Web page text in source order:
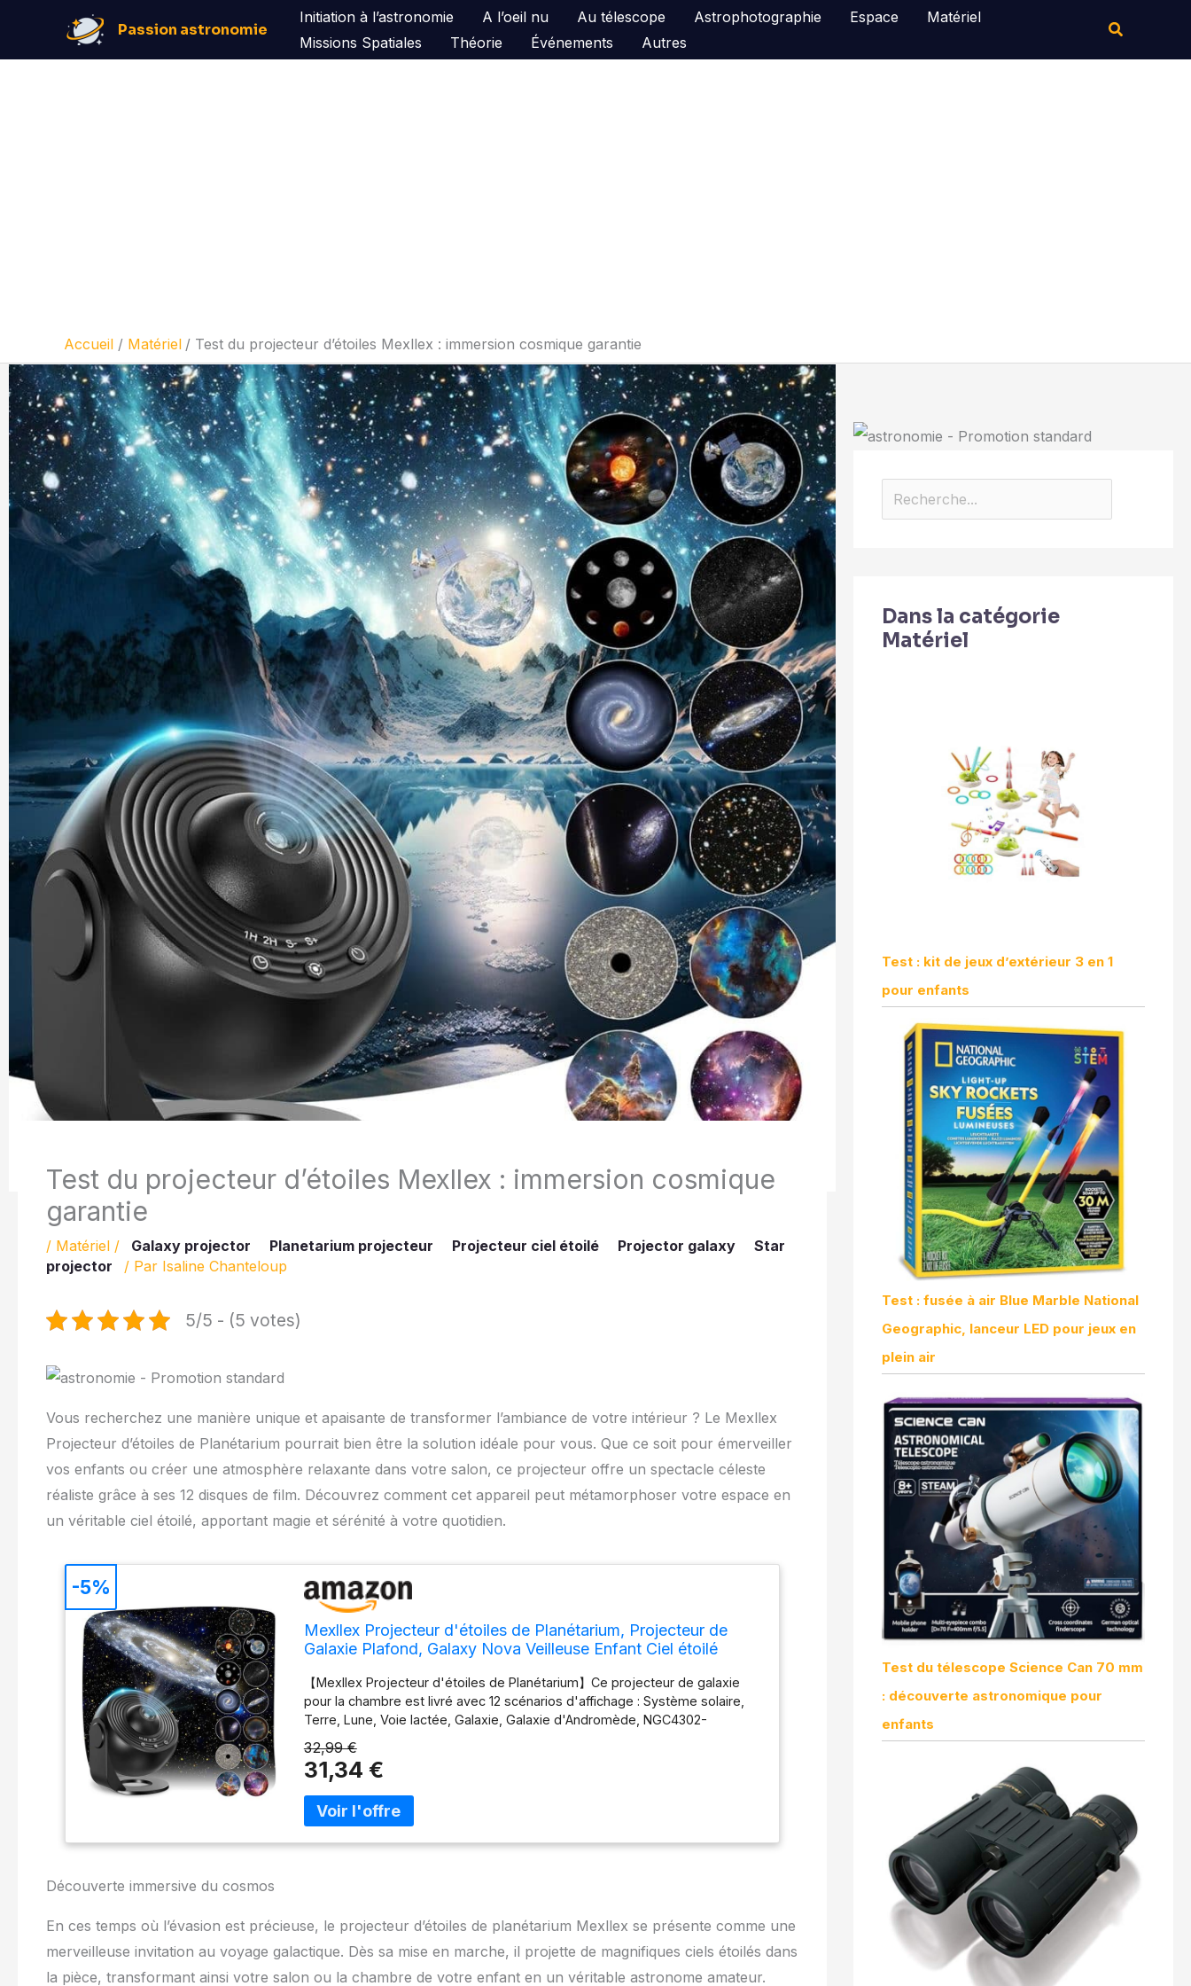
contenu
Passion astronomie
Initiation à l’astronomie A l’oeil nu Au télescope Astrophotographie Espace
Matériel
Missions Spatiales
Théorie Événements Autres
Rechercher
Accueil Matériel Test du projecteur d’étoiles Mexllex : immersion cosmique garantie
Test du projecteur d’étoiles Mexllex : immersion cosmique
garantie
/ Matériel / Galaxy projector Planetarium projecteur Projecteur ciel étoilé Projector galaxy
Star
projector
/ Par Isaline Chanteloup
5/5 - (5 votes)
Vous recherchez une manière unique et apaisante de transformer l’ambiance de votre intérieur ? Le Mexllex
Projecteur d’étoiles de Planétarium pourrait bien être la solution idéale pour vous. Que ce soit pour émerveiller
vos enfants ou créer une atmosphère relaxante dans votre salon, ce projecteur offre un spectacle céleste
réaliste grâce à ses 12 disques de film. Découvrez comment cet appareil peut métamorphoser votre espace en
un véritable ciel étoilé, apportant magie et sérénité à votre quotidien.
Mexllex Projecteur d'étoiles de Planétarium, Projecteur de
Galaxie Plafond, Galaxy Nova Veilleuse Enfant Ciel étoilé
Décoration
【Mexllex Projecteur d'étoiles de Planétarium】Ce projecteur de galaxie
pour la chambre est livré avec 12 scénarios d'affichage : Système solaire,
Terre, Lune, Voie lactée, Galaxie, Galaxie d'Andromède, NGC4302-
Mountain et Small Magellanic Cloud, qui peuvent être placés dans votre
salon ou votre chambre pour ajouter une touche de technologie à votre
maison. 【Projecteur de planétarium réaliste HD】Ce projecteur d'étoiles
de planétarium est livré avec 12 disques de film de planètes et de lumières
naturelles. Les lumières de galaxie HD rempliront les murs et les plafonds
d'étoiles et de nébuleuses, créant une expérience immersive comme si
grande zone de couverture】La lampe Galaxy peut projeter des étoiles et
un système solaire sur les murs, les sols et les plafonds jusqu'à 16,4 pieds
de distance, couvrant une superficie de 135 à 754 pieds carrés. Le
projecteur a une rotation à 360° et un bouton rotatif pour le disque de film
32,99 €
31,34 €
-5%
Découverte immersive du cosmos
En ces temps où l’évasion est précieuse, le projecteur d’étoiles de planétarium Mexllex se présente comme une
merveilleuse invitation au voyage galactique. Dès sa mise en marche, il projette de magnifiques ciels étoilés dans
la pièce, transformant ainsi votre salon ou la chambre de votre enfant en un véritable astronome amateur.
Rechercher
Dans la catégorie
Matériel
Test : kit de jeux d’extérieur 3 en 1
pour enfants
Test : fusée à air Blue Marble National
Geographic, lanceur LED pour jeux en
plein air
Test du télescope Science Can 70 mm
: découverte astronomique pour
enfants